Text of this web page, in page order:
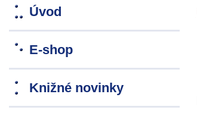
Úvod
E-shop
Knižné novinky